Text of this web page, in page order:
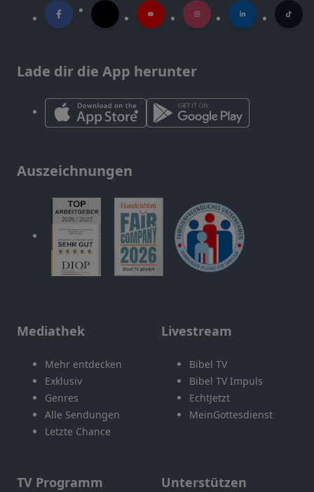
Lade dir die App herunter
Auszeichnungen
Mediathek
Mehr entdecken
Exklusiv
Genres
Alle Sendungen
Letzte Chance
Livestream
Bibel TV
Bibel TV Impuls
EchtJetzt
MeinGottesdienst
TV Programm Unterstützen